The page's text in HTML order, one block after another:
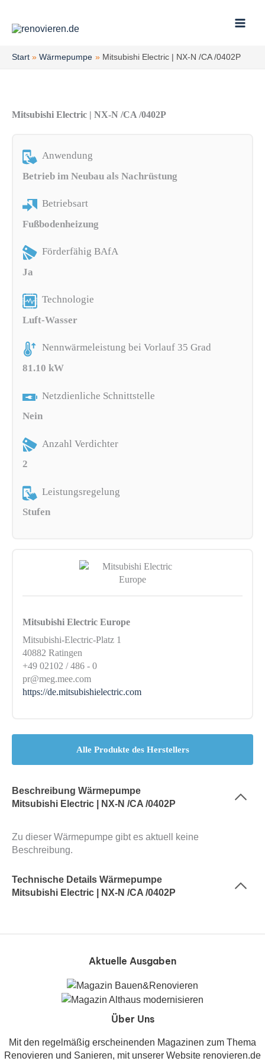
springen
Start Wärmepumpe Mitsubishi Electric | NX-N /CA /0402P
Mitsubishi Electric | NX-N /CA /0402P
Anwendung
Betrieb im Neubau als Nachrüstung
Betriebsart
Fußbodenheizung
Förderfähig BAfA
Ja
Technologie
Luft-Wasser
Nennwärmeleistung bei Vorlauf 35 Grad
81.10 kW
Netzdienliche Schnittstelle
Nein
Anzahl Verdichter
2
Leistungsregelung
Stufen
Mitsubishi Electric Europe
Mitsubishi-Electric-Platz 1
40882 Ratingen
+49 02102 / 486 - 0
pr@meg.mee.com
https://de.mitsubishielectric.com
Alle Produkte des Herstellers
Beschreibung Wärmepumpe
Mitsubishi Electric | NX-N /CA /0402P
Zu dieser Wärmepumpe gibt es aktuell keine
Beschreibung.
Technische Details Wärmepumpe
Mitsubishi Electric | NX-N /CA /0402P
Aktuelle Ausgaben
Über Uns
Mit den regelmäßig erscheinenden Magazinen zum Thema
Renovieren und Sanieren, mit unserer Website renovieren.de